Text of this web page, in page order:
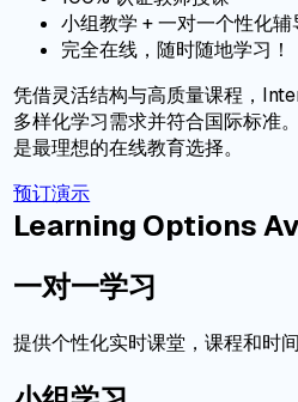
小组教学 + 一对一个性化辅
完全在线，随时随地学习！
凭借灵活结构与高质量课程，
多样化学习需求并符合国际标准
是最理想的在线教育选择。
预订演示
Learning Options
一对一学习
提供个性化实时课堂，课程和时间